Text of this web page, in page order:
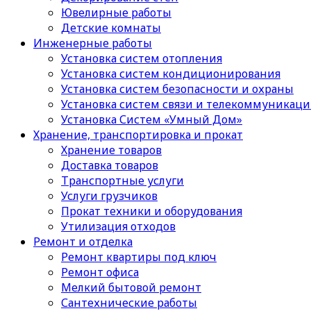
Ювелирные работы
Детские комнаты
Инженерные работы
Установка систем отопления
Установка систем кондиционирования
Установка систем безопасности и охраны
Установка систем связи и
Установка Систем «Умный Дом»
Хранение, транспортировка и прокат
Хранение товаров
Доставка товаров
Транспортные услуги
Услуги грузчиков
Прокат техники и оборудования
Утилизация отходов
Ремонт и отделка
Ремонт квартиры под ключ
Ремонт офиса
Мелкий бытовой ремонт
Сантехнические работы